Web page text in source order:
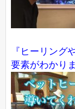
『ヒーリング
要素がわかり